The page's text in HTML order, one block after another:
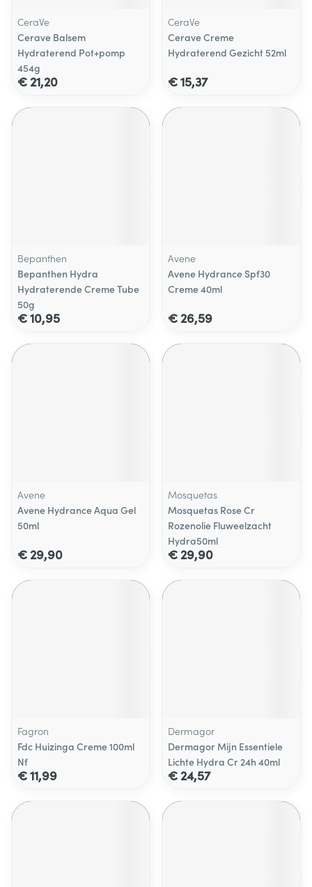
CeraVe
Cerave Balsem
Hydraterend Pot+pomp
454g
€ 21,20
CeraVe
Cerave Creme
Hydraterend Gezicht 52ml
€ 15,37
Bepanthen
Bepanthen Hydra
Hydraterende Creme Tube
50g
€ 10,95
Avene
Avene Hydrance Spf30
Creme 40ml
€ 26,59
Avene
Avene Hydrance Aqua Gel
50ml
€ 29,90
Mosquetas
Mosquetas Rose Cr
Rozenolie Fluweelzacht
Hydra50ml
€ 29,90
Fagron
Fdc Huizinga Creme 100ml
Nf
€ 11,99
Dermagor
Dermagor Mijn Essentiele
Lichte Hydra Cr 24h 40ml
€ 24,57